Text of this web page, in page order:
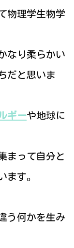
物理学生物学
なり柔らかい
だと思いま
ギーや地球に
まって自分と
ます。
う何かを生み